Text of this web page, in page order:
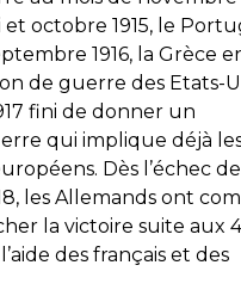
et octobre 1915, le
1916, la Grèce
de guerre des Etats-
fini de donner un
qui implique déjà
Dès l’échec
les Allemands ont
la victoire suite aux 4
des français et des